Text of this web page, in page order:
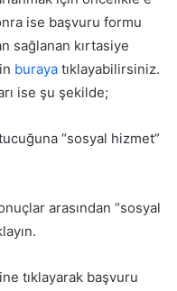
ise başvuru formu
sağlanan kırtasiye
buraya tıklayabilirsiniz.
ise şu şekilde;
“sosyal hizmet”
arasından “sosyal
tıklayarak başvuru